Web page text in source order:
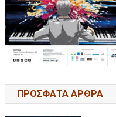
ΠΡΟΣΦΑΤΑ ΑΡΘΡΑ